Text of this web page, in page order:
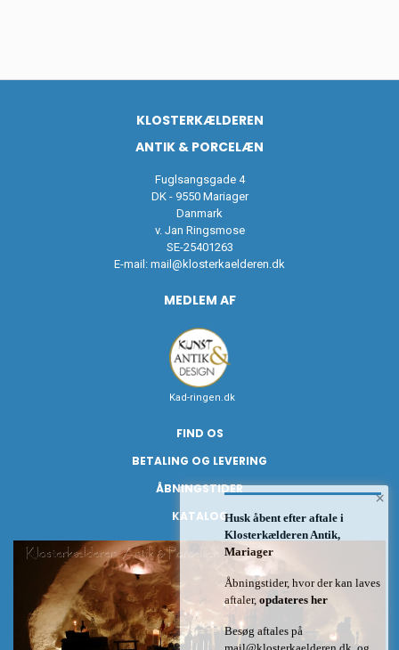
KLOSTERKÆLDEREN
ANTIK & PORCELÆN
Fuglsangsgade 4
DK - 9550 Mariager
Danmark
v. Jan Ringsmose
SE-25401263
E-mail: mail@klosterkaelderen.dk
MEDLEM AF
Kad-ringen.dk
FIND OS
BETALING OG LEVERING
ÅBNINGSTIDER
KATALOG
×
Husk åbent efter aftale i
Klosterkælderen Antik,
Mariager
Åbningstider, hvor der kan laves
aftaler, opdateres her
Besøg aftales på